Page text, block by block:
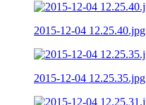
2015-12-04 12.25.40.jpg
2015-12-04 12.25.35.jpg